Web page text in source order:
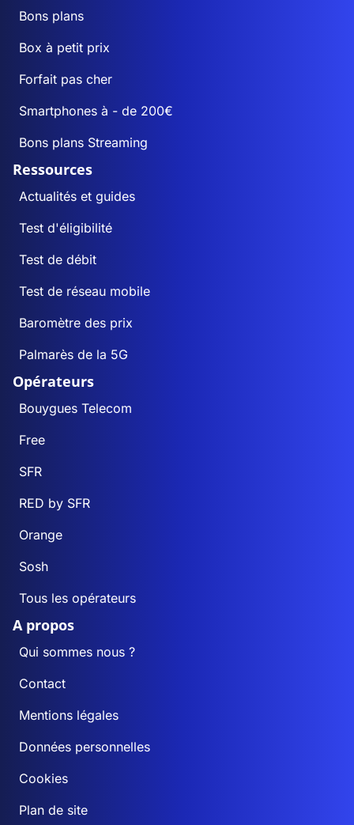
Bons plans
Box à petit prix
Forfait pas cher
Smartphones à - de 200€
Bons plans Streaming
Ressources
Actualités et guides
Test d'éligibilité
Test de débit
Test de réseau mobile
Baromètre des prix
Palmarès de la 5G
Opérateurs
Bouygues Telecom
Free
SFR
RED by SFR
Orange
Sosh
Tous les opérateurs
A propos
Qui sommes nous ?
Contact
Mentions légales
Données personnelles
Cookies
Plan de site